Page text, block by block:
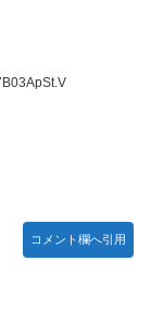
けたら地獄…テ
い
コメント欄へ引用